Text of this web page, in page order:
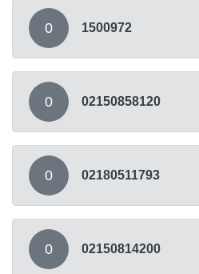
0 1500972
0 02150858120
0 02180511793
0 02150814200